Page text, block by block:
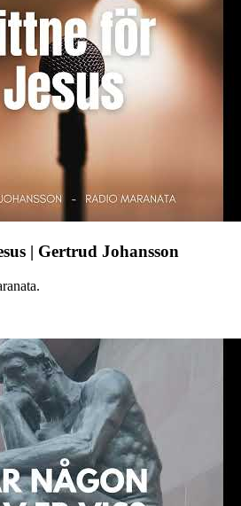
| Gertrud Johansson